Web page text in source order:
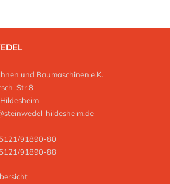
und Baumaschinen e.K.
Str.8
hildesheim.de
91890-80
91890-88